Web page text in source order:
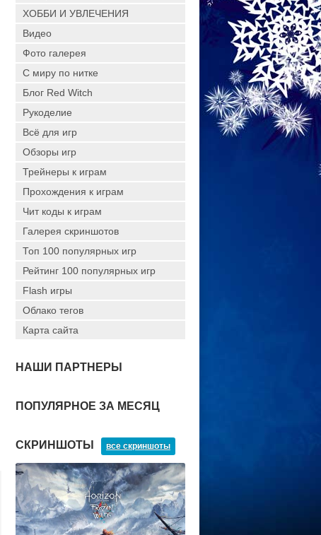
ХОББИ И УВЛЕЧЕНИЯ
Видео
Фото галерея
С миру по нитке
Блог Red Witch
Рукоделие
Всё для игр
Обзоры игр
Трейнеры к играм
Прохождения к играм
Чит коды к играм
Галерея скриншотов
Топ 100 популярных игр
Рейтинг 100 популярных игр
Flash игры
Облако тегов
Карта сайта
НАШИ ПАРТНЕРЫ
ПОПУЛЯРНОЕ ЗА МЕСЯЦ
СКРИНШОТЫ все скриншоты